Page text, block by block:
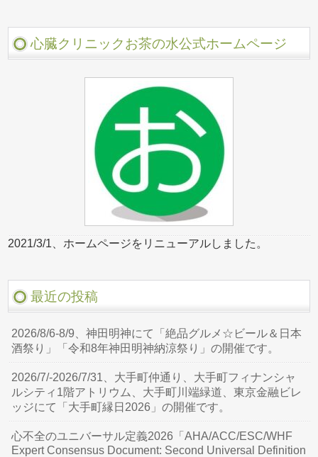
心臓クリニックお茶の水公式ホームページ
2021/3/1、ホームページをリニューアルしました。
最近の投稿
2026/8/6-8/9、神田明神にて「絶品グルメ☆ビール＆日本
酒祭り」「令和8年神田明神納涼祭り」の開催です。
2026/7/-2026/7/31、大手町仲通り、大手町フィナンシャ
ルシティ1階アトリウム、大手町川端緑道、東京金融ビレ
ッジにて「大手町縁日2026」の開催です。
心不全のユニバーサル定義2026「AHA/ACC/ESC/WHF
Expert Consensus Document: Second Universal Definition